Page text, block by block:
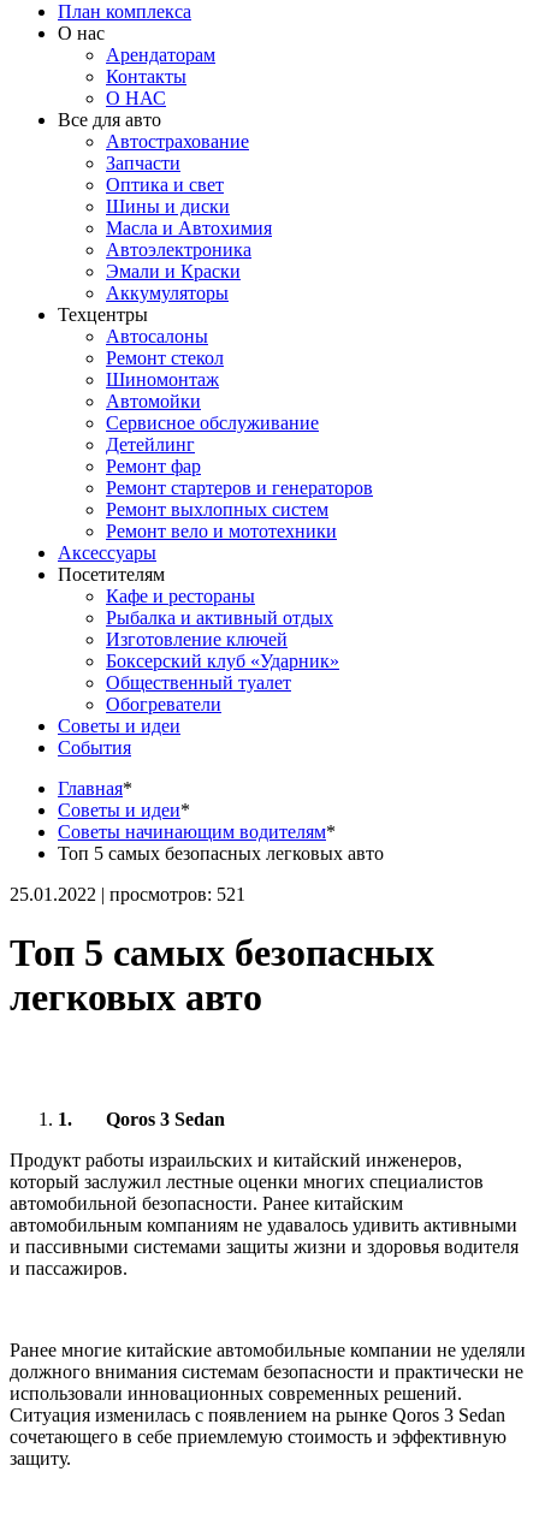
План комплекса
О нас
Арендаторам
Контакты
О НАС
Все для авто
Автострахование
Запчасти
Оптика и свет
Шины и диски
Масла и Автохимия
Автоэлектроника
Эмали и Краски
Аккумуляторы
Техцентры
Автосалоны
Ремонт стекол
Шиномонтаж
Автомойки
Сервисное обслуживание
Детейлинг
Ремонт фар
Ремонт стартеров и генераторов
Ремонт выхлопных систем
Ремонт вело и мототехники
Аксессуары
Посетителям
Кафе и рестораны
Рыбалка и активный отдых
Изготовление ключей
Боксерский клуб «Ударник»
Общественный туалет
Обогреватели
Советы и идеи
События
Главная*
Советы и идеи*
Советы начинающим водителям*
Топ 5 самых безопасных легковых авто
25.01.2022 | просмотров: 521
Топ 5 самых безопасных
легковых авто
1. Qoros 3 Sedan
Продукт работы израильских и китайский инженеров,
который заслужил лестные оценки многих специалистов
автомобильной безопасности. Ранее китайским
автомобильным компаниям не удавалось удивить активными
и пассивными системами защиты жизни и здоровья водителя
и пассажиров.
Ранее многие китайские автомобильные компании не уделяли
должного внимания системам безопасности и практически не
использовали инновационных современных решений.
Ситуация изменилась с появлением на рынке Qoros 3 Sedan
сочетающего в себе приемлемую стоимость и эффективную
защиту.